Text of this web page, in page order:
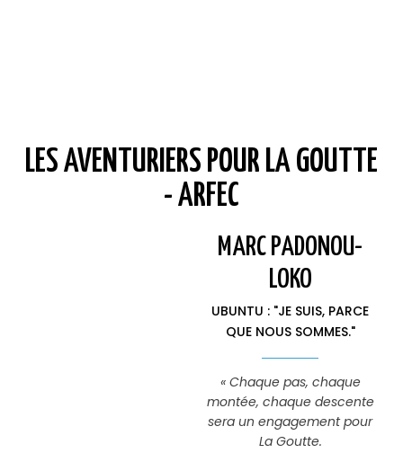
LES AVENTURIERS POUR LA GOUTTE
- ARFEC
MARC PADONOU-
LOKO
UBUNTU : "JE SUIS, PARCE
QUE NOUS SOMMES."
« Chaque pas, chaque
montée, chaque descente
sera un engagement pour
La Goutte.